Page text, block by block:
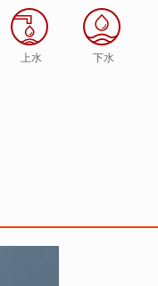
上水 下水